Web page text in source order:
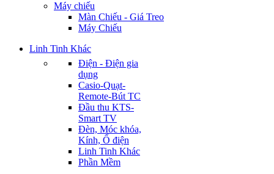
Máy chiếu
Màn Chiếu - Giá Treo
Máy Chiếu
Linh Tinh Khác
Điện - Điện gia
dụng
Casio-Quạt-
Remote-Bút TC
Đầu thu KTS-
Smart TV
Đèn, Móc khóa,
Kính, Ổ điện
Linh Tinh Khác
Phần Mềm